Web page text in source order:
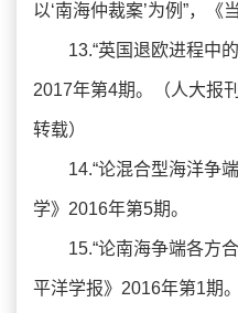
以‘南海仲裁案’为例”，《
13.“英国退欧进程中
2017年第4期。（人大报
转载）
14.“论混合型海洋争
学》2016年第5期。
15.“论南海争端各方
平洋学报》2016年第1期。